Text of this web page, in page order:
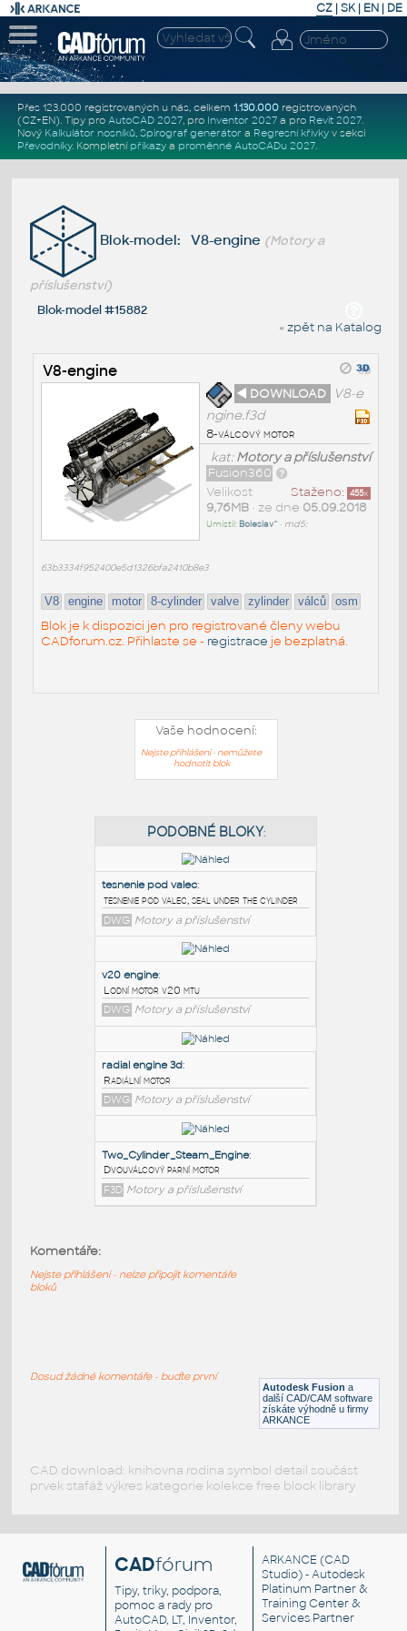
CZ | SK| EN | DE
Přes 123.000 registrovaných u nás, celkem 1.130.000registrovaných
(CZ+EN). Tipy pro AutoCAD 2027, pro Inventor 2027a pro Revit 2027.
Nový Kalkulátor nosníků, Spirograf generátor a Regresní křivkyv sekci
Převodníky. Kompletní příkazya proměnné AutoCADu 2027.
Blok-model: V8-engine (Motory a
příslušenství)
Blok-model #15882
« zpět na Katalog
V8-engine
◄ DOWNLOAD
V8-e
ngine.f3d
8-válcový motor
kat:Motory a příslušenství
Fusion360
Staženo: 455x
Velikost
9,76MB• ze dne 05.09.2018
Umístil: Boleslav^ • md5:
63b3334f952400e5d1326bfa2410b8e3
V8 engine motor 8-cylinder valve zylinder válců osm
Blok je k dispozici jen pro registrované členy webu
CADforum.cz. Přihlaste se - registrace je bezplatná.
Vaše hodnocení:
Nejste přihlášeni - nemůžete
hodnotit blok
tesnenie pod valec
tesnenie pod valec, seal under the cylinder
DWG Motory a příslušenství
v20 engine:
Lodní motor v20 mtu
DWG Motory a příslušenství
Radiální motor
Dvouválcový parní motor
Motory a příslušenství
Autodesk Fusion a
další CAD/CAM software
získáte výhodně u firmy
ARKANCE
Komentáře:
Nejste přihlášeni - nelze připojit komentáře
bloků
Dosud žádné komentáře - buďte první
CAD download: knihovna rodina symbol detail součást
prvek stafáž výkres kategorie kolekce free block library
CADfórum
Tipy, triky, podpora,
pomoc a rady pro
AutoCAD, LT, Inventor,
ARKANCE (CAD
Studio) - Autodesk
Platinum Partner &
Training Center &
Services Partner